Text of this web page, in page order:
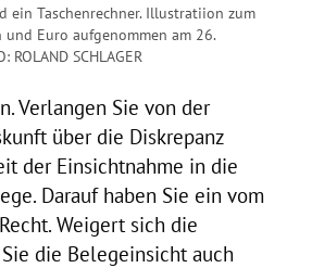
ein Taschenrechner. Illustratiion zum
und Euro aufgenommen am 26.
ROLAND SCHLAGER
Verlangen Sie von der
über die Diskrepanz
der Einsichtnahme in die
Darauf haben Sie ein vom
Weigert sich die
die Belegeinsicht auch